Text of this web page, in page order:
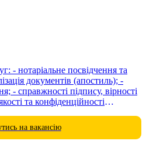
- нотаріальне посвідчення та
документів (апостиль); -
- справжності підпису, вірності
на вакансію